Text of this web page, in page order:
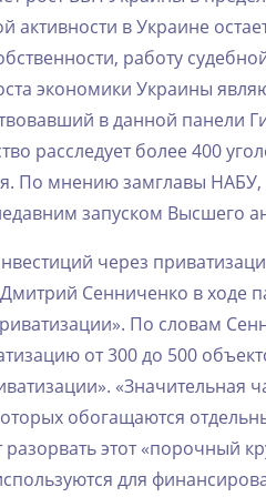
‌активности‌ ‌в‌ ‌Украине‌
‌работу‌
‌экономики‌ ‌Украины‌
‌в‌ ‌данной‌ ‌панели‌
‌расследует‌ ‌более‌ ‌400‌
‌По‌ ‌мнению‌ ‌замглавы‌ ‌НАБУ,‌
‌запуском‌ ‌Высшего‌
‌через‌
‌Сенниченко‌ ‌в‌ ‌ходе‌
‌По‌ ‌словам‌
‌от‌ ‌300‌ ‌до‌ ‌500‌
‌«Значительная‌
‌обогащаются‌
этот‌ ‌«порочный‌
‌для‌